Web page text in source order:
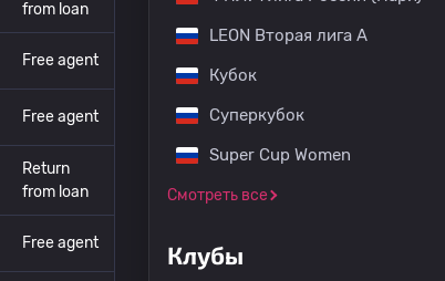
from loan
Free agent
Free agent
Return
from loan
Free agent
LEON Вторая лига А
Кубок
Суперкубок
Super Cup Women
Смотреть все
Клубы